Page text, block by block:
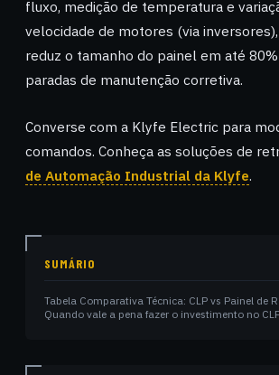
fluxo, medição de temperatura e
velocidade de motores (via inversores),
reduz o tamanho do painel em até
paradas de manutenção corretiva.
Converse com a Klyfe Electric para
comandos. Conheça as soluções de
de Automação Industrial da Klyfe.
SUMÁRIO
Tabela Comparativa Técnica: CLP vs Painel de
Quando vale a pena fazer o investimento no